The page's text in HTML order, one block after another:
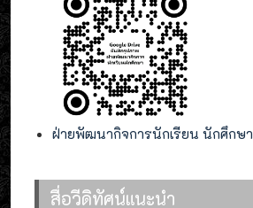
ฝ่ายพัฒนากิจการนักเรียน นักศึกษา
สื่อวีดิทัศน์แนะนำ